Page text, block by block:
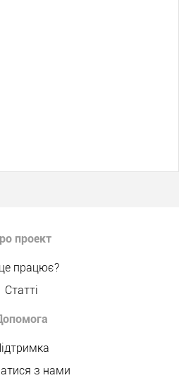
проект
працює?
Статті
з нами